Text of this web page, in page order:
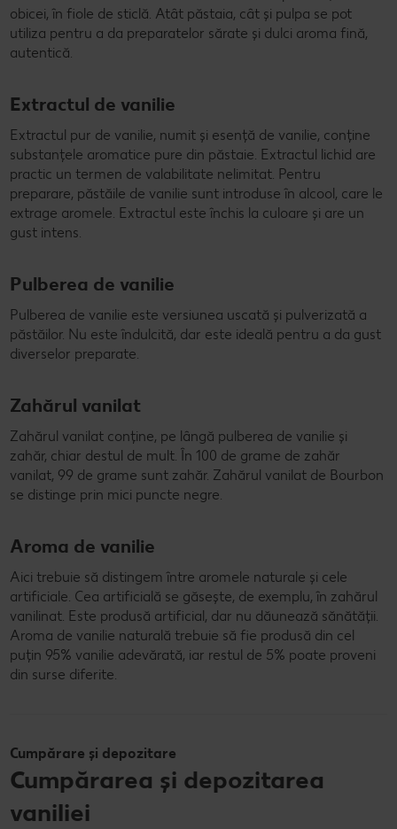
obicei, în fiole de sticlă. Atât păstaia, cât și pulpa se pot
utiliza pentru a da preparatelor sărate și dulci aroma fină,
autentică.
Extractul de vanilie
Extractul pur de vanilie, numit și esență de vanilie, conține
substanțele aromatice pure din păstaie. Extractul lichid are
practic un termen de valabilitate nelimitat. Pentru
preparare, păstăile de vanilie sunt introduse în alcool, care le
extrage aromele. Extractul este închis la culoare și are un
gust intens.
Pulberea de vanilie
Pulberea de vanilie este versiunea uscată și pulverizată a
păstăilor. Nu este îndulcită, dar este ideală pentru a da gust
diverselor preparate.
Zahărul vanilat
Zahărul vanilat conține, pe lângă pulberea de vanilie și
zahăr, chiar destul de mult. În 100 de grame de zahăr
vanilat, 99 de grame sunt zahăr. Zahărul vanilat de Bourbon
se distinge prin mici puncte negre.
Aroma de vanilie
Aici trebuie să distingem între aromele naturale și cele
artificiale. Cea artificială se găsește, de exemplu, în zahărul
vanilinat. Este produsă artificial, dar nu dăunează sănătății.
Aroma de vanilie naturală trebuie să fie produsă din cel
puțin 95% vanilie adevărată, iar restul de 5% poate proveni
din surse diferite.
Cumpărare și depozitare
Cumpărarea și depozitarea
vaniliei